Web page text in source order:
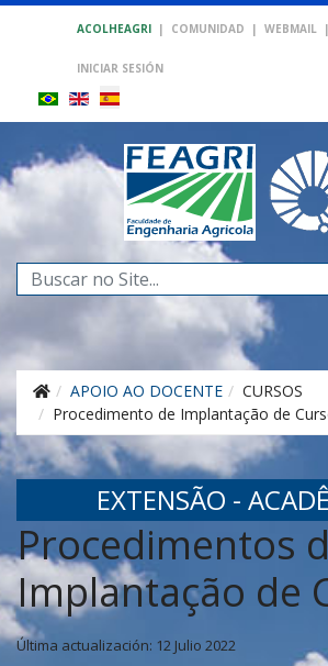
ACOLHEAGRI | COMUNIDAD | WEBMAIL |
INICIAR SESIÓN
Buscar...
APOIO AO DOCENTE
CURSOS
Procedimento de Implantação de
EXTENSÃO -
Procedimentos
Implantação de
Última actualización: 12 Julio 2022